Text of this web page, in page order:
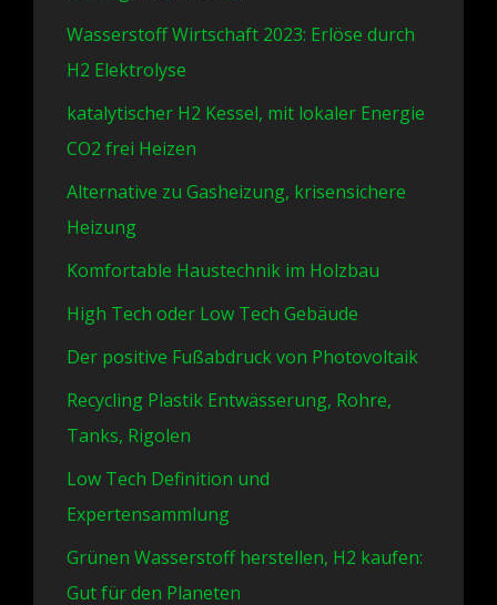
Wasserstoff Wirtschaft 2023: Erlöse durch
H2 Elektrolyse
katalytischer H2 Kessel, mit lokaler Energie
CO2 frei Heizen
Alternative zu Gasheizung, krisensichere
Heizung
Komfortable Haustechnik im Holzbau
High Tech oder Low Tech Gebäude
Der positive Fußabdruck von Photovoltaik
Recycling Plastik Entwässerung, Rohre,
Tanks, Rigolen
Low Tech Definition und
Expertensammlung
Grünen Wasserstoff herstellen, H2 kaufen:
Gut für den Planeten